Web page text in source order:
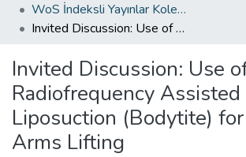
WoS İndeksli Yayınlar Koleksiyonu
Invited Discussion: Use of Radiofrequency Assisted Liposuction (Bodytite) for Upper Arms Lifting
Invited Discussion: Use
Radiofrequency Assisted
Liposuction (Bodytite)
Arms Lifting